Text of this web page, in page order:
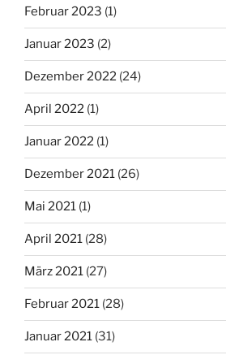
Februar 2023 (1)
Januar 2023 (2)
Dezember 2022 (24)
April 2022 (1)
Januar 2022 (1)
Dezember 2021 (26)
Mai 2021 (1)
April 2021 (28)
März 2021 (27)
Februar 2021 (28)
Januar 2021 (31)